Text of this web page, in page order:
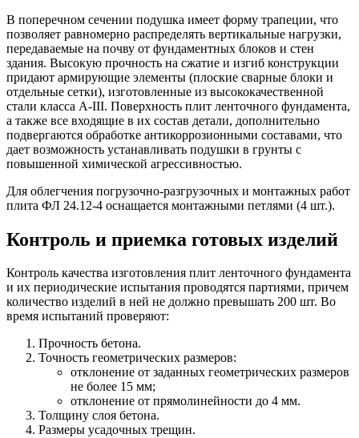
В поперечном сечении подушка имеет форму трапеции, что
позволяет равномерно распределять вертикальные нагрузки,
передаваемые на почву от фундаментных блоков и стен
здания. Высокую прочность на сжатие и изгиб конструкции
придают армирующие элементы (плоские сварные блоки и
отдельные сетки), изготовленные из высококачественной
стали класса А-III. Поверхность плит ленточного фундамента,
а также все входящие в их состав детали, дополнительно
подвергаются обработке антикоррозионными составами, что
дает возможность устанавливать подушки в грунты с
повышенной химической агрессивностью.
Для облегчения погрузочно-разгрузочных и монтажных работ
плита ФЛ 24.12-4 оснащается монтажными петлями (4 шт.).
Контроль и приемка готовых изделий
Контроль качества изготовления плит ленточного фундамента
и их периодические испытания проводятся партиями, причем
количество изделий в ней не должно превышать 200 шт. Во
время испытаний проверяют:
Прочность бетона.
Точность геометрических размеров:
отклонение от заданных геометрических размеров
не более 15 мм;
отклонение от прямолинейности до 4 мм.
Толщину слоя бетона.
Размеры усадочных трещин.